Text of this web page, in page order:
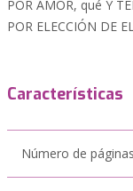
POR AMOR, qué Y
POR ELECCIÓN DE
Características
Número de páginas